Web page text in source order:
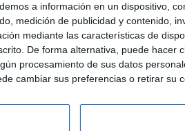
a información en un dispositivo,
medición de publicidad y contenido,
mediante las características de
De forma alternativa, puede
procesamiento de sus datos
cambiar sus preferencias o retirar
Aviso legal|Politica de
2026Compás Mediterráneo S.L.-